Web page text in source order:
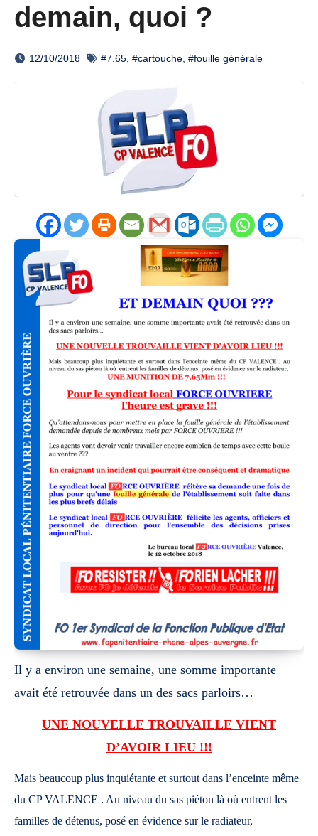
demain, quoi ?
12/10/2018 #7.65 #cartouche #fouille générale
Il y a environ une semaine, une somme importante
avait été retrouvée dans un des sacs parloirs…
UNE NOUVELLE TROUVAILLE VIENT
D’AVOIR LIEU !!!
Mais beaucoup plus inquiétante et surtout dans l’enceinte même
du CP VALENCE . Au niveau du sas piéton là où entrent les
familles de détenus, posé en évidence sur le radiateur,